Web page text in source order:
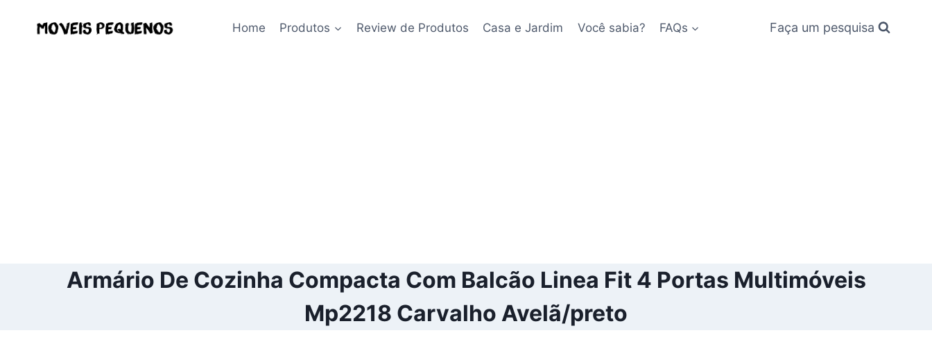
Home Produtos Review de Produtos Casa e Jardim Você sabia? FAQs Faça um pesquisa
Armário De Cozinha Compacta Com Balcão Linea Fit 4 Portas Multimóveis
Mp2218 Carvalho Avelã/preto